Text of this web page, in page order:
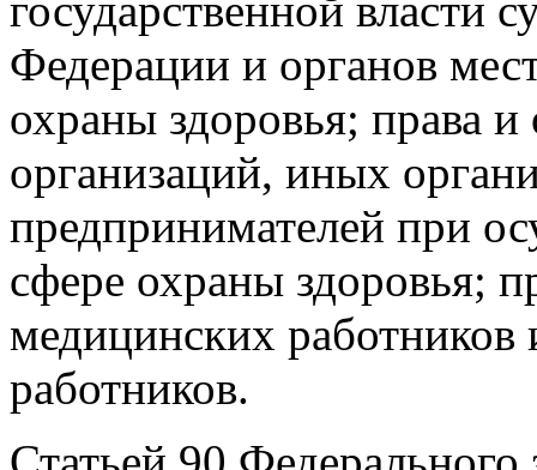
государственной власти
Федерации и органов
охраны здоровья; права
организаций, иных
предпринимателей при
сфере охраны здоровья;
медицинских работников
работников.